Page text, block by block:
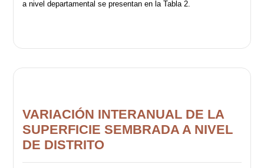
a nivel departamental se presentan en la Tabla 2.
VARIACIÓN INTERANUAL DE LA
SUPERFICIE SEMBRADA A NIVEL
DE DISTRITO